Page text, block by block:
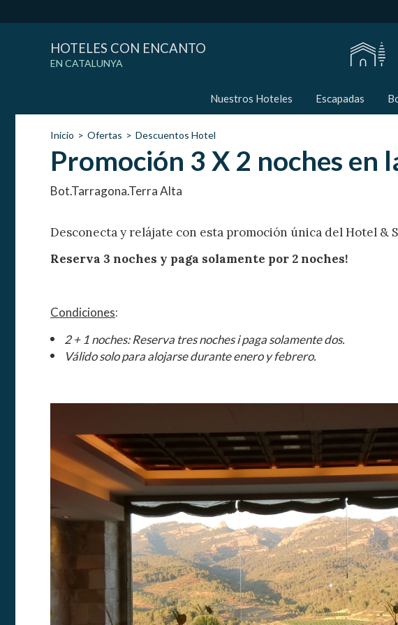
HOTELES CON ENCANTO
EN CATALUNYA
Nuestros Hoteles Escapadas
Inicio Ofertas Descuentos Hotel
Promoción 3 X 2 noches en
Bot.Tarragona.Terra Alta
Desconecta y relájate con esta promoción única del Hotel &
Reserva 3 noches y paga solamente por 2 noches!
Condiciones:
2 + 1 noches: Reserva tres noches i paga solamente dos.
Válido solo para alojarse durante enero y febrero.
Modificar cookies
Técnicas y
Este sitio web utiliza
mejorar nuestros
instalación de las
pudiendo, si así lo desea,
deberá tener en cuenta
de la página web.
Analíticas y
Permiten realizar el